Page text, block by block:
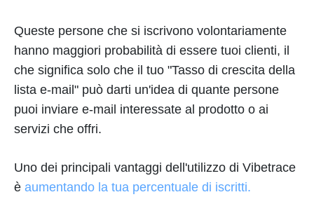
Queste persone che si iscrivono volontariamente
hanno maggiori probabilità di essere tuoi clienti, il
che significa solo che il tuo "Tasso di crescita della
lista e-mail" può darti un'idea di quante persone
puoi inviare e-mail interessate al prodotto o ai
servizi che offri.
Uno dei principali vantaggi dell'utilizzo di Vibetrace
è aumentando la tua percentuale di iscritti.